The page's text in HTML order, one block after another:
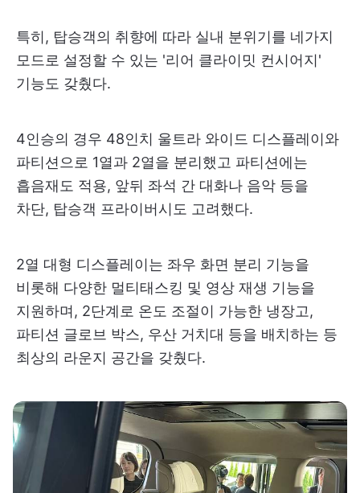
특히, 탑승객의 취향에 따라 실내 분위기를 네가지
모드로 설정할 수 있는 '리어 클라이밋 컨시어지'
기능도 갖췄다.
4인승의 경우 48인치 울트라 와이드 디스플레이와
파티션으로 1열과 2열을 분리했고 파티션에는
흡음재도 적용, 앞뒤 좌석 간 대화나 음악 등을
차단, 탑승객 프라이버시도 고려했다.
2열 대형 디스플레이는 좌우 화면 분리 기능을
비롯해 다양한 멀티태스킹 및 영상 재생 기능을
지원하며, 2단계로 온도 조절이 가능한 냉장고,
파티션 글로브 박스, 우산 거치대 등을 배치하는 등
최상의 라운지 공간을 갖췄다.